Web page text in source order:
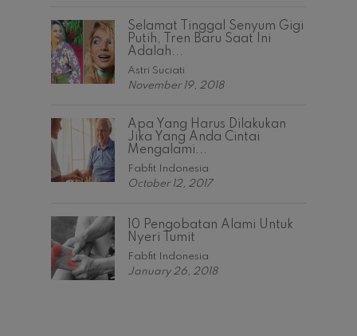
Selamat Tinggal Senyum Gigi
Putih, Tren Baru Saat Ini
Adalah...
Astri Suciati
November 19, 2018
Apa Yang Harus Dilakukan
Jika Yang Anda Cintai
Mengalami...
Fabfit Indonesia
October 12, 2017
10 Pengobatan Alami Untuk
Nyeri Tumit
Fabfit Indonesia
January 26, 2018